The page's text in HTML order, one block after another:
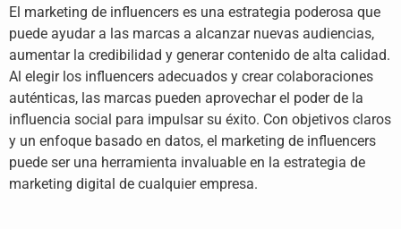
El marketing de influencers es una estrategia poderosa que
puede ayudar a las marcas a alcanzar nuevas audiencias,
aumentar la credibilidad y generar contenido de alta calidad.
Al elegir los influencers adecuados y crear colaboraciones
auténticas, las marcas pueden aprovechar el poder de la
influencia social para impulsar su éxito. Con objetivos claros
y un enfoque basado en datos, el marketing de influencers
puede ser una herramienta invaluable en la estrategia de
marketing digital de cualquier empresa.